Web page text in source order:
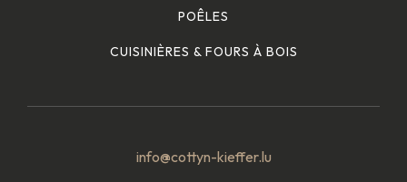
POÊLES
CUISINIÈRES & FOURS À BOIS
info@cottyn-kieffer.lu